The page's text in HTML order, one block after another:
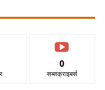
0
सब्सक्राइबर्स